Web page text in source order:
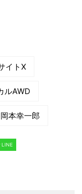
イトX
ルAWD
岡本幸一郎
LINE